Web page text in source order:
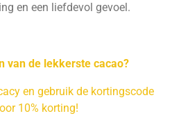
en een liefdevol gevoel.
van de lekkerste cacao?
en gebruik de kortingscode
10% korting!